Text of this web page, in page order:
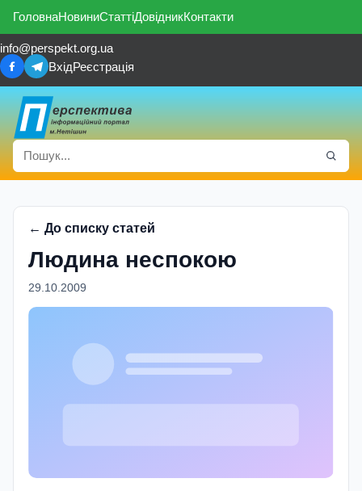
ГоловнаНовиниСтаттіДовідникКонтакти
info@perspekt.org.ua
ВхідРеєстрація
← До списку статей
Людина неспокою
29.10.2009